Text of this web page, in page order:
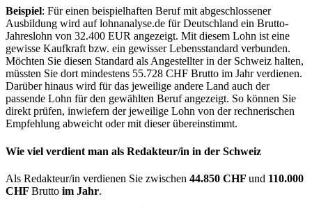
Beispiel: Für einen beispielhaften Beruf mit abgeschlossener
Ausbildung wird auf lohnanalyse.de für Deutschland ein Brutto-
Jahreslohn von 32.400 EUR angezeigt. Mit diesem Lohn ist eine
gewisse Kaufkraft bzw. ein gewisser Lebensstandard verbunden.
Möchten Sie diesen Standard als Angestellter in der Schweiz halten,
müssten Sie dort mindestens 55.728 CHF Brutto im Jahr verdienen.
Darüber hinaus wird für das jeweilige andere Land auch der
passende Lohn für den gewählten Beruf angezeigt. So können Sie
direkt prüfen, inwiefern der jeweilige Lohn von der rechnerischen
Empfehlung abweicht oder mit dieser übereinstimmt.
Wie viel verdient man als Redakteur/in in der Schweiz
Als Redakteur/in verdienen Sie zwischen 44.850 CHF und 110.000
CHF Brutto im Jahr.